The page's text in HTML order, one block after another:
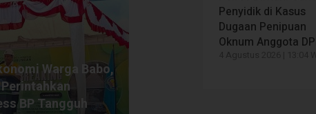
Latihan Perdana di Kantor
Gubernur, Tim Pelatih Optimis
Paskibraka Akan Tampil
Sempurna
Penyidik di Kasus
Dugaan Penipuan
Oknum Anggota